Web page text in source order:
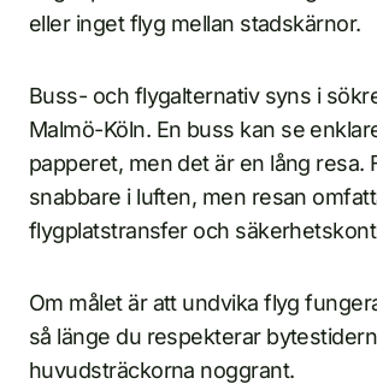
eller inget flyg mellan stadskärnor.
Buss- och flygalternativ syns i
Malmö-Köln. En buss kan se
papperet, men det är en lång resa.
snabbare i luften, men resan
flygplatstransfer och
Om målet är att undvika flyg
så länge du respekterar
huvudsträckorna noggrant.